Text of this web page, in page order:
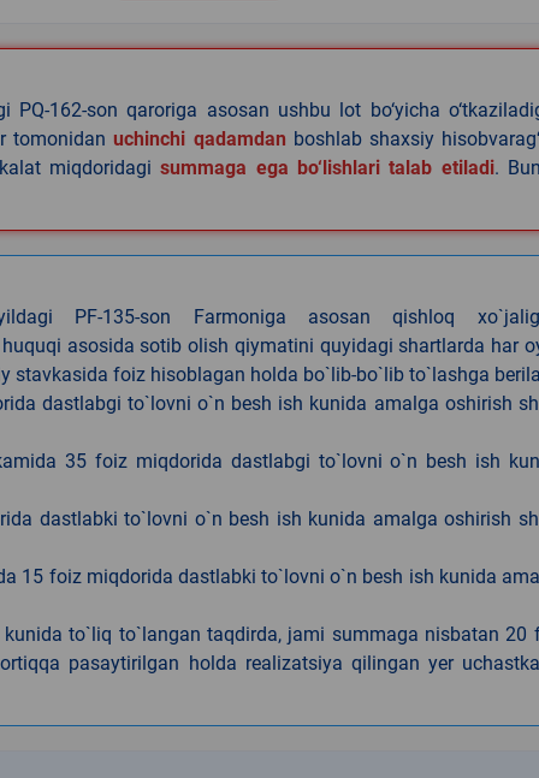
PQ-162-son qaroriga asosan ushbu lot bo‘yicha
tomonidanuchinchi qadamdan boshlab shaxsiy
miqdoridagisummaga ega bo‘lishlari talab etiladi.
PF-135-son Farmoniga asosan qishloq
asosida sotib olish qiymatini quyidagi shartlarda har
stavkasida foiz hisoblagan holda bo`lib-bo`lib to`lashga
dastlabgi to`lovni o`n besh ish kunida amalga oshirish
35 foiz miqdorida dastlabgi to`lovni o`n besh ish
dastlabki to`lovni o`n besh ish kunida amalga oshirish
15 foiz miqdorida dastlabki to`lovni o`n besh ish kunida
to`liq to`langan taqdirda, jami summaga nisbatan 20
pasaytirilgan holda realizatsiya qilingan yer